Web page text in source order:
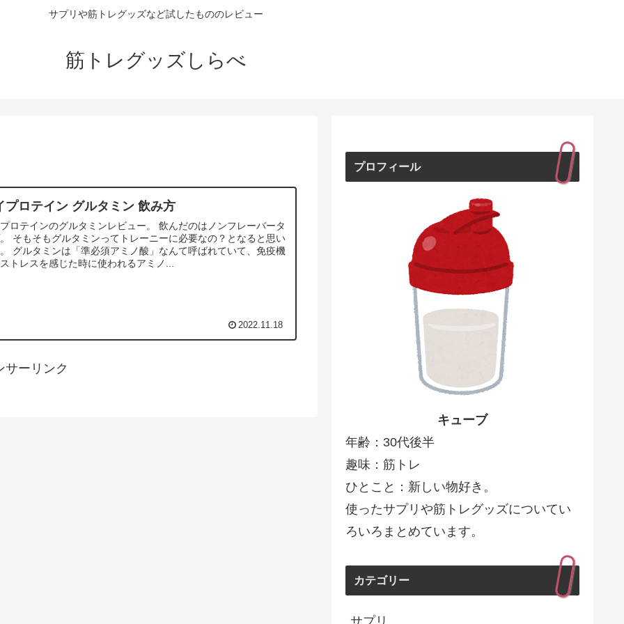
サプリや筋トレグッズなど試したもののレビュー
筋トレグッズしらべ
プロテイン グルタミン 飲み方
ロテインのグルタミンレビュー。 飲んだのはノンフレーバータ
となると思い
グルタミンは「準必須アミノ酸」なんて呼ばれていて、免疫機
トレスを感じた時に使われるアミノ...
2022.11.18
サーリンク
プロフィール
キューブ
年齢：30代後半
趣味：筋トレ
ひとこと：新しい物好き。
使ったサプリや筋トレグッズについてい
ろいろまとめています。
カテゴリー
サプリ